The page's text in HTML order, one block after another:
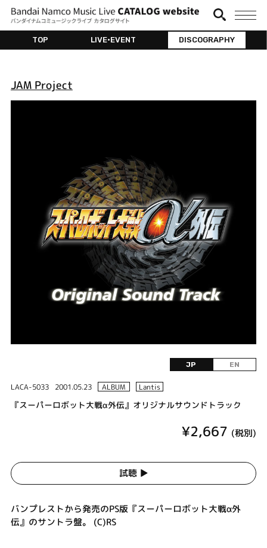
TOP LIVE•EVENT DISCOGRAPHY
JAM Project
JP EN
LACA-5033 2001.05.23 ALBUM Lantis
『スーパーロボット大戦α外伝』オリジナルサウンドトラック
¥2,667 (税別)
試聴 ▶︎
バンプレストから発売のPS版『スーパーロボット大戦α外
伝』のサントラ盤。 (C)RS